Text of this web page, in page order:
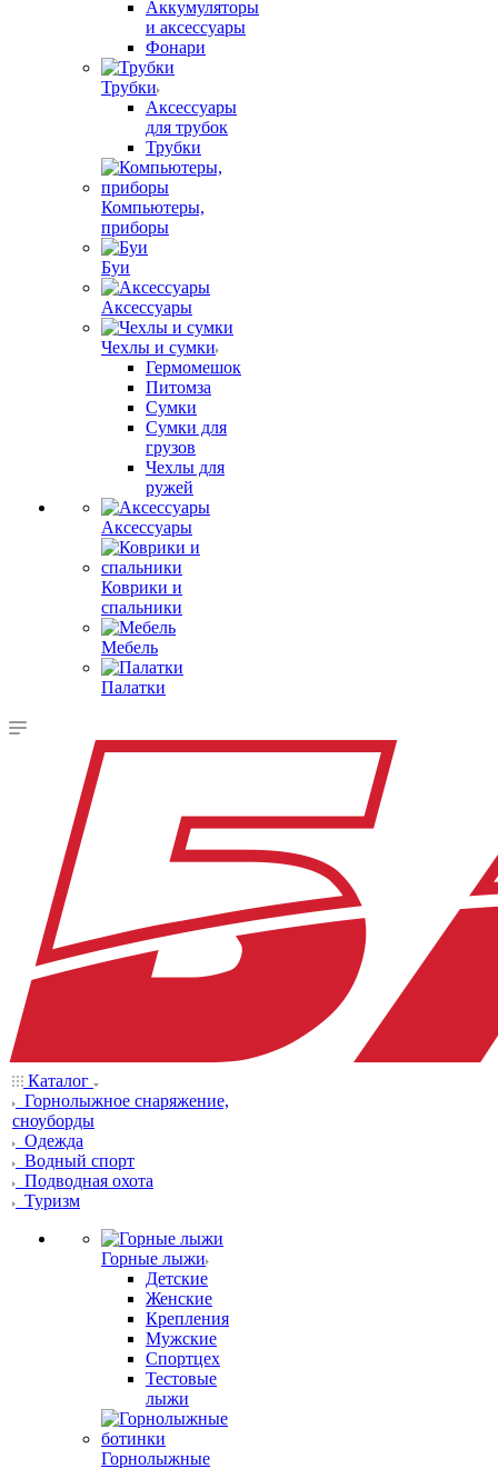
Аккумуляторы
и аксессуары
Фонари
Трубки
Аксессуары
для трубок
Трубки
Компьютеры,
приборы
Буи
Аксессуары
Чехлы и сумки
Гермомешок
Питомза
Сумки
Сумки для
грузов
Чехлы для
ружей
Аксессуары
Коврики и
спальники
Мебель
Палатки
Каталог
Горнолыжное снаряжение,
сноуборды
Одежда
Водный спорт
Подводная охота
Туризм
Горные лыжи
Детские
Женские
Крепления
Мужские
Спортцех
Тестовые
лыжи
Горнолыжные